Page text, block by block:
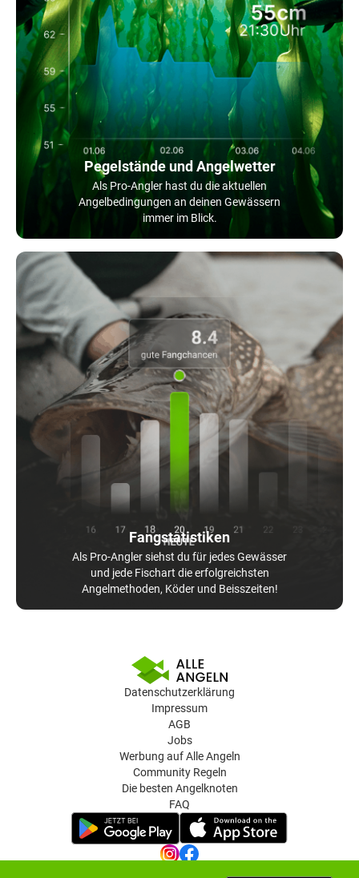
Pegelstände und Angelwetter
Als Pro-Angler hast du die aktuellen
Angelbedingungen an deinen Gewässern
immer im Blick.
Fangstatistiken
Als Pro-Angler siehst du für jedes Gewässer
und jede Fischart die erfolgreichsten
Angelmethoden, Köder und Beisszeiten!
Datenschutzerklärung
Impressum
AGB
Jobs
Werbung auf Alle Angeln
Community Regeln
Die besten Angelknoten
FAQ